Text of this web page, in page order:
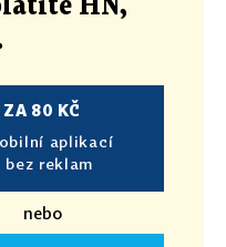
HN,
ZA 80 KČ
aplikací
bez reklam
nebo